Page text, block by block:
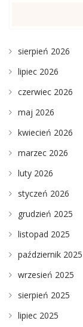
sierpień 2026
lipiec 2026
czerwiec 2026
maj 2026
kwiecień 2026
marzec 2026
luty 2026
styczeń 2026
grudzień 2025
listopad 2025
październik 2025
wrzesień 2025
sierpień 2025
lipiec 2025